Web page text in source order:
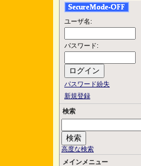
ユーザ名:
パスワード:
パスワード紛失
新規登録
検索
高度な検索
メインメニュー